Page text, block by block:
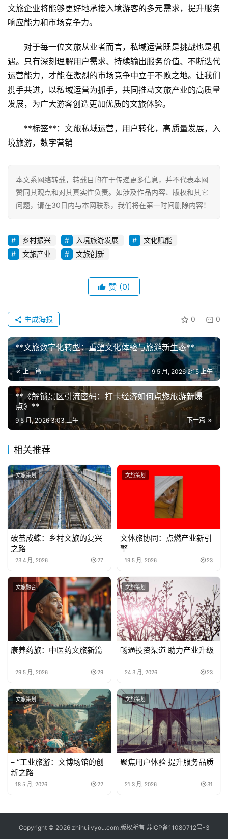
文旅企业将能够更好地承接入境游客的多元需求，提升服务
响应能力和市场竞争力。
对于每一位文旅从业者而言，私域运营既是挑战也是机
遇。只有深刻理解用户需求、持续输出服务价值、不断迭代
运营能力，才能在激烈的市场竞争中立于不败之地。让我们
携手共进，以私域运营为抓手，共同推动文旅产业的高质量
发展，为广大游客创造更加优质的文旅体验。
**标签**：文旅私域运营，用户转化，高质量发展，入
境旅游，数字营销
本文系网络转载，转载目的在于传递更多信息，并不代表本网
赞同其观点和对其真实性负责。如涉及作品内容、版权和其它
问题，请在30日内与本网联系，我们将在第一时间删除内容！
乡村振兴 入境旅游发展
文化赋能
文旅产业
文旅创新
赞 (0)
0 0
生成海报
**文旅数字化转型：重塑文化体验与旅游新生态**
上一篇 9 5 月, 2026 2:15 上午
**《解锁景区引流密码：打卡经济如何点燃旅游新爆
点》**
下一篇
9 5 月, 2026 3:03 上午
相关推荐
文旅策划
破茧成蝶：乡村文旅的复兴
之路
23 4 月, 2026 27
文旅策划
文体旅协同：点燃产业新引
擎
19 5 月, 2026 23
文旅融合
康养药旅：中医药文旅新篇
29 5 月, 2026 29
文旅策划
畅通投资渠道 助力产业升级
24 3 月, 2026 23
文旅策划
– “工业旅游：文博场馆的创
新之路
18 5 月, 2026 22
文旅策划
聚焦用户体验 提升服务品质
21 3 月, 2026 31
Copyright © 2026 zhihuilvyou.com 版权所有 苏ICP备11080712号-3